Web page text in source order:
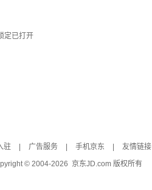
定已打开
驻 广告服务 手机京东 友情链接
© 2004-2026 京东JD.com 版权所有